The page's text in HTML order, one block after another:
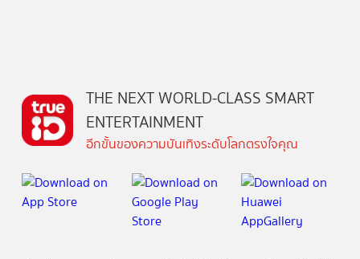
THE NEXT WORLD-CLASS SMART
ENTERTAINMENT
อีกขั้นของความบันเทิงระดับโลกตรงใจคุณ